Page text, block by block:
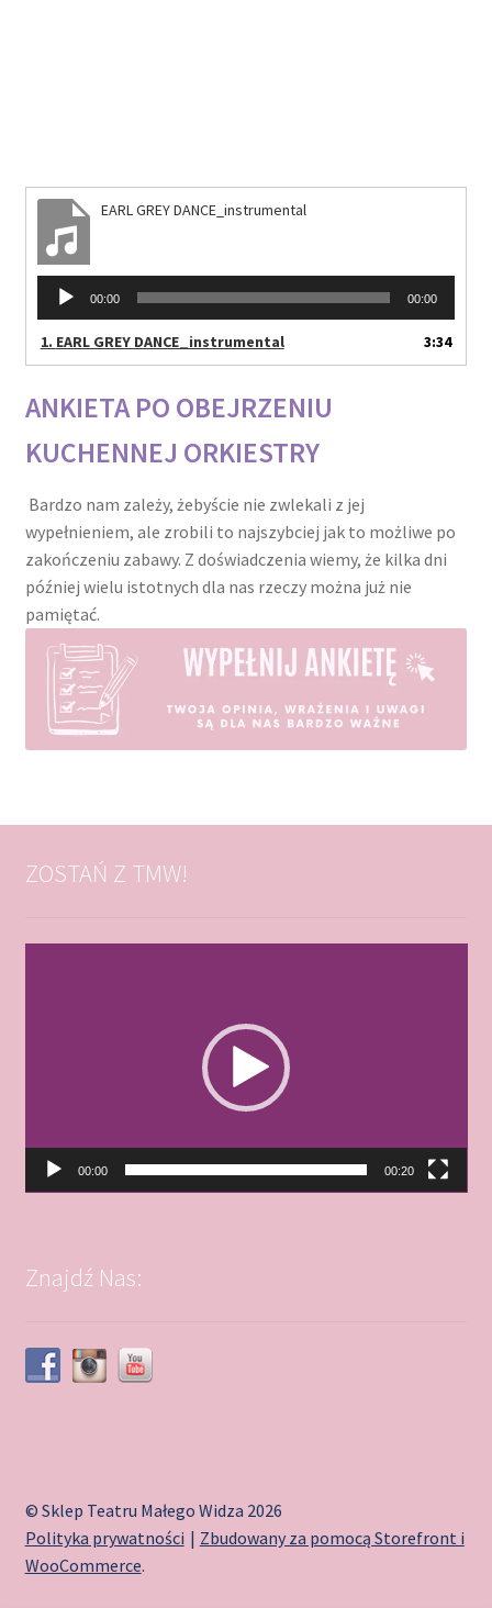
EARL GREY DANCE_instrumental
Odtwarzacz
plików
00:00 00:00
1. EARL GREY DANCE_instrumental 3:34
ANKIETA PO OBEJRZENIU
KUCHENNEJ ORKIESTRY
Bardzo nam zależy, żebyście nie zwlekali z jej
wypełnieniem, ale zrobili to najszybciej jak to możliwe po
zakończeniu zabawy. Z doświadczenia wiemy, że kilka dni
później wielu istotnych dla nas rzeczy można już nie
pamiętać.
ZOSTAŃ Z TMW!
00:00 00:20
Znajdź Nas:
© Sklep Teatru Małego Widza 2026
Polityka prywatności
Zbudowany za pomocą Storefront i
WooCommerce.